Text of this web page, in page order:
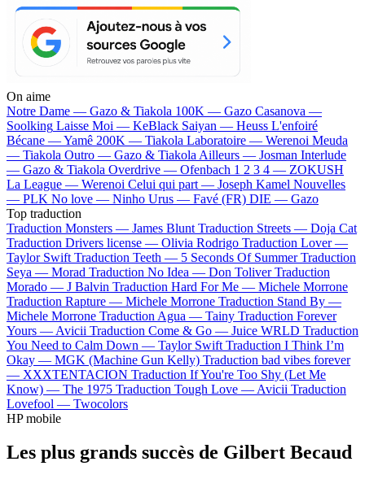
On aime
Notre Dame — Gazo & Tiakola 100K — Gazo Casanova —
Soolking Laisse Moi — KeBlack Saiyan — Heuss L'enfoiré
Bécane —Yamê 200K — Tiakola Laboratoire — Werenoi Meuda
— Tiakola Outro — Gazo & Tiakola Ailleurs — Josman Interlude
— Gazo & Tiakola Overdrive — Ofenbach 1 2 3 4 — ZOKUSH
La League — Werenoi Celui qui part — Joseph Kamel Nouvelles
— PLK No love — Ninho Urus — Favé (FR) DIE — Gazo
Top traduction
Traduction Monsters — James Blunt Traduction Streets — Doja Cat
Traduction Drivers license — Olivia Rodrigo Traduction Lover —
Taylor Swift Traduction Teeth — 5 Seconds Of Summer Traduction
Seya — Morad Traduction No Idea — Don Toliver Traduction
Morado — J Balvin Traduction Hard For Me — Michele Morrone
Traduction Rapture — Michele Morrone Traduction Stand By —
Michele Morrone Traduction Agua — Tainy Traduction Forever
Yours — Avicii Traduction Come & Go — Juice WRLD Traduction
You Need to Calm Down — Taylor Swift Traduction I Think I’m
Okay — MGK (Machine Gun Kelly) Traduction bad vibes forever
— XXXTENTACION Traduction If You're Too Shy (Let Me
Know) — The 1975 Traduction Tough Love — Avicii Traduction
Lovefool — Twocolors
HP mobile
Les plus grands succès de Gilbert Becaud